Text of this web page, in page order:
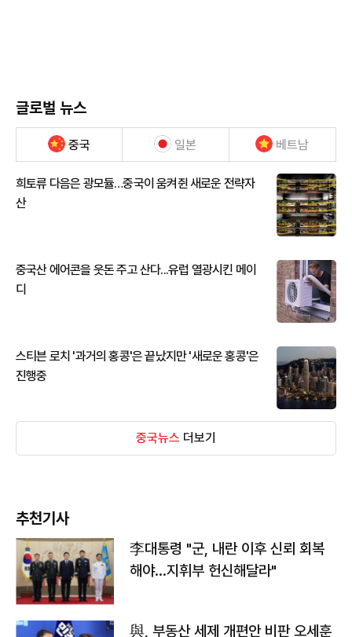
글로벌 뉴스
중국 일본 베트남
희토류 다음은 광모듈…중국이 움켜쥔 새로운 전략자
산
중국산 에어콘을 웃돈 주고 산다...유럽 열광시킨 메이
디
스티븐 로치 '과거의 홍콩'은 끝났지만 '새로운 홍콩'은
진행중
중국뉴스 더보기
추천기사
李대통령 "군, 내란 이후 신뢰 회복
해야…지휘부 헌신해달라"
與, 부동산 세제 개편안 비판 오세훈